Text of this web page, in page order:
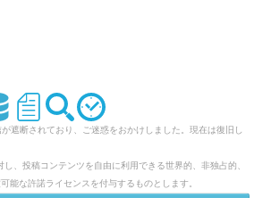
遮断されており、ご迷惑をおかけしました。現在は復旧し
、投稿コンテンツを自由に利用できる世界的、非独占的、
能な許諾ライセンスを付与するものとします。